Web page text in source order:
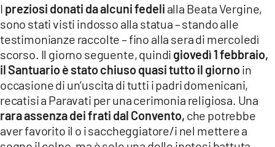
I preziosi donati da alcuni fedeli alla Beata Vergine,
sono stati visti indosso alla statua – stando alle
testimonianze raccolte – fino alla sera di mercoledì
scorso. Il giorno seguente, quindi giovedì 1 febbraio,
il Santuario è stato chiuso quasi tutto il giornoin
occasione di un’uscita di tutti i padri domenicani,
recatisi a Paravati per una cerimonia religiosa. Una
rara assenza dei frati dal Convento, che potrebbe
aver favorito il o i saccheggiatore/i nel mettere a